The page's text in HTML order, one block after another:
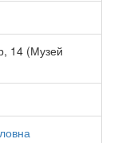
14 (Музей